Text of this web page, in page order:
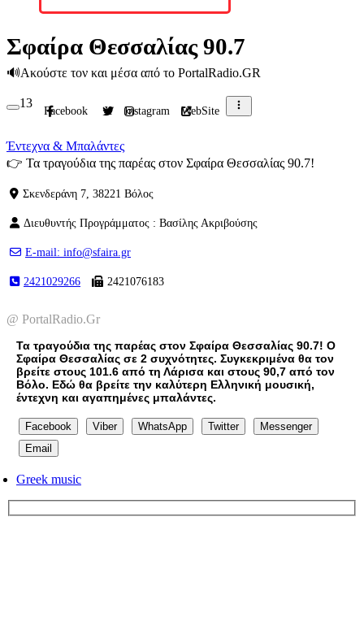
Σφαίρα Θεσσαλίας 90.7
🔊Ακούστε τον και μέσα από το PortalRadio.GR
13
Facebook X Instagram WebSite
Έντεχνα & Μπαλάντες
👉 Τα τραγούδια της παρέας στον Σφαίρα Θεσσαλίας 90.7!
Σκενδεράνη 7, 38221 Βόλος
Διευθυντής Προγράμματος : Βασίλης Ακριβούσης
E-mail: info@sfaira.gr
2421029266 2421076183
@ PortalRadio.Gr
Τα τραγούδια της παρέας στον Σφαίρα Θεσσαλίας 90.7! Ο
Σφαίρα Θεσσαλίας σε 2 συχνότητες. Συγκεκριμένα θα τον
βρείτε στους 101.6 από τη Λάρισα και στους 90,7 από τον
Βόλο. Εδώ θα βρείτε την καλύτερη Ελληνική μουσική,
έντεχνη και αγαπημένες μπαλάντες.
Facebook Viber WhatsApp Twitter
Messenger
Email
Greek music